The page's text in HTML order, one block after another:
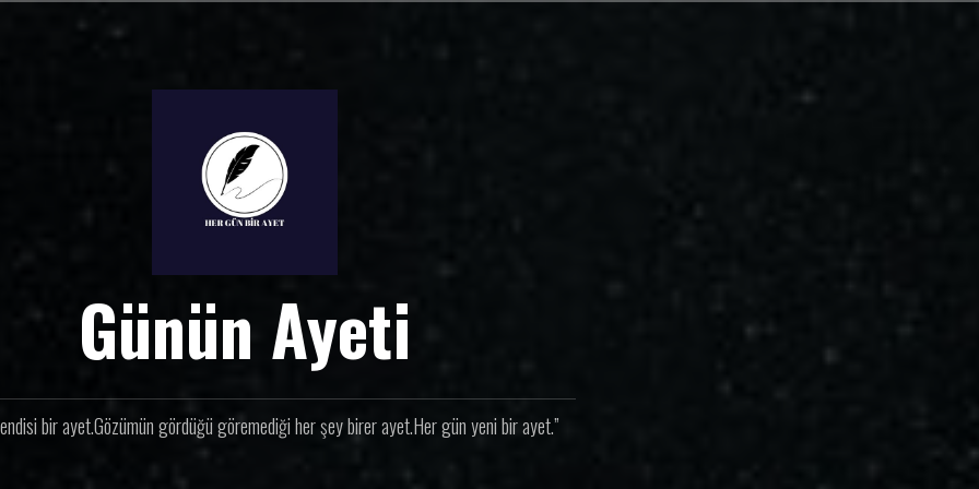
Günün Ayeti
bir ayet.Gözümün gördüğü göremediği her şey birer ayet.Her gün yeni bir ayet.”